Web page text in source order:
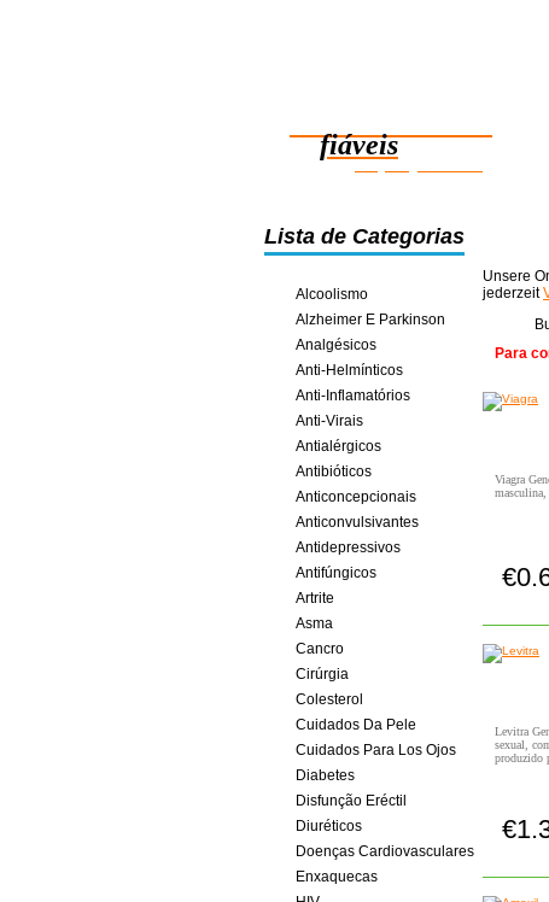
fiáveis
poupança online
Lista de Categorias
Alcoolismo
Alzheimer E Parkinson
Analgésicos
Anti-Helmínticos
Anti-Inflamatórios
Anti-Virais
Antialérgicos
Antibióticos
Anticoncepcionais
Anticonvulsivantes
Antidepressivos
Antifúngicos
Artrite
Asma
Cancro
Cirúrgia
Colesterol
Cuidados Da Pele
Cuidados Para Los Ojos
Diabetes
Disfunção Eréctil
Diuréticos
Doenças Cardiovasculares
Enxaquecas
Unsere
jederzeit
Para
Viagra
masculina,
Levitra
sexual,
produzido